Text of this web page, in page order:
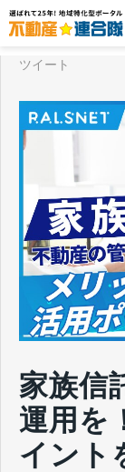
選ばれる理由
機能一覧
入会後のサポート
お客様活用事例
よくあるご質問
お知らせ
お役立ち情報
ツイート
家族信
運用を
イント